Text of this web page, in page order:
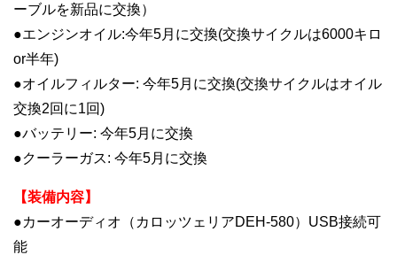
ーブルを新品に交換）
●エンジンオイル:今年5月に交換(交換サイクルは6000キロ
or半年)
●オイルフィルター: 今年5月に交換(交換サイクルはオイル
交換2回に1回)
●バッテリー: 今年5月に交換
●クーラーガス: 今年5月に交換
【装備内容】
●カーオーディオ（カロッツェリアDEH-580）USB接続可
能